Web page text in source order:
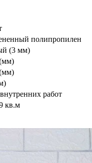
полипропилен
(3 мм)
работ
кв.м